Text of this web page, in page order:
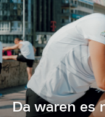
Da waren es